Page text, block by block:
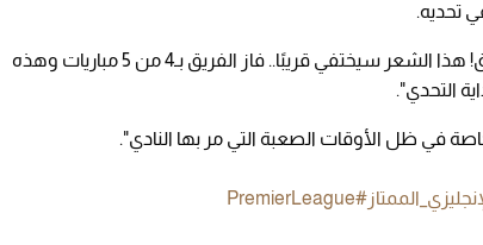
تحديه.
وصرّح إيليت قبل المباراة لمتابعيه: "كاريك يقود الفريق! هذا الشعر سيختفي قريبًا.. فاز الفريق بـ4 من 5 مباريات وهذه
التحدي".
في ظل الأوقات الصعبة التي مر بها النادي".
#PremierLeague